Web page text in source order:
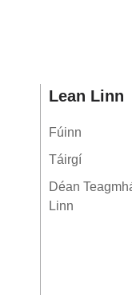
Lean Linn
Fúinn
Táirgí
Déan
Linn